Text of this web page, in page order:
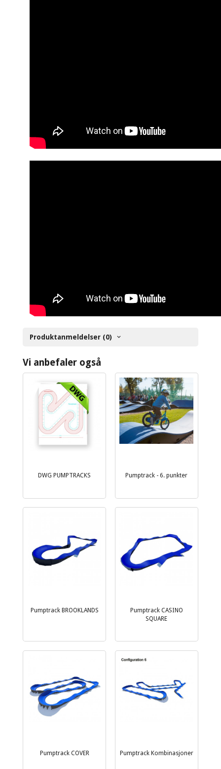
Produktanmeldelser (0)
Vi anbefaler også
DWG PUMPTRACKS Pumptrack - 6. punkter
Pumptrack BROOKLANDS
Pumptrack CASINO
SQUARE
Pumptrack COVER Pumptrack Kombinasjoner